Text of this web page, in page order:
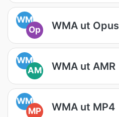
WM
Op
WMA ut Opus
WM
AM
WMA ut AMR
WM
MP
WMA ut MP4